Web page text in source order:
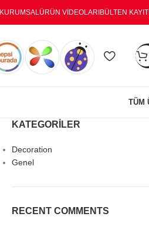
KURUMSALÜRÜN VIDEOLARI BÜLTEN KAYIT
TÜM
KATEGORILER
Decoration
Genel
RECENT COMMENTS